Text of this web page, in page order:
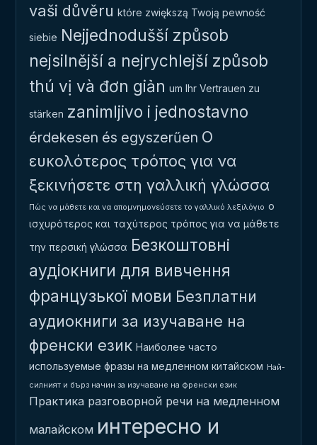
vaši důvěru które zwiększą Twoją pewność
siebie Nejjednodušší způsob
nejsilnější a nejrychlejší způsob
thú vị và đơn giản um Ihr Vertrauen zu
stärken zanimljivo i jednostavno
érdekesen és egyszerűen Ο
ευκολότερος τρόπος για να
ξεκινήσετε στη γαλλική γλώσσα
Πώς να μάθετε και να απομνημονεύσετε το γαλλικό λεξιλόγιο ο
ισχυρότερος και ταχύτερος τρόπος για να μάθετε
την περσική γλώσσα Безкоштовні
аудіокниги для вивчення
французької мови Безплатни
аудиокниги за изучаване на
френски език Наиболее часто
используемые фразы на медленном китайском Най-
силният и бърз начин за изучаване на френски език
Практика разговорной речи на медленном
малайском интересно и